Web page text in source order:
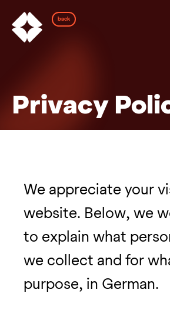
Privacy
back
We appreciate your
website. Below, we
to explain what
we collect and for
purpose, in German.